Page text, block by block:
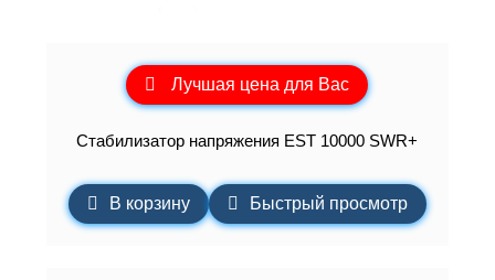
Лучшая цена для Вас
Стабилизатор напряжения EST 10000 SWR+
В корзину Быстрый просмотр